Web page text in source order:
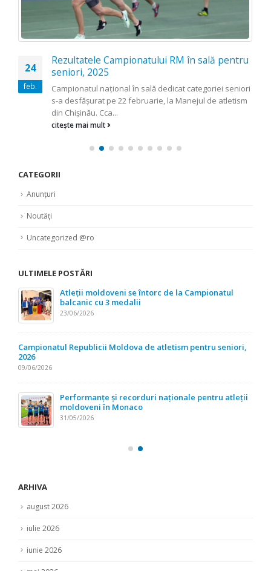
24
feb.
Rezultatele Campionatului RM în sală pentru
seniori, 2025
Campionatul național în sală dedicat categoriei seniori
s-a desfășurat pe 22 februarie, la Manejul de atletism
din Chișinău. Cca...
citește mai mult
CATEGORII
Anunțuri
Noutăți
Uncategorized @ro
ULTIMELE POSTĂRI
Atleții moldoveni se întorc de la Campionatul
balcanic cu 3 medalii
23/06/2026
Campionatul Republicii Moldova de atletism pentru seniori,
2026
09/06/2026
Performanțe și recorduri naționale pentru atleții
moldoveni în Monaco
31/05/2026
ARHIVA
august 2026
iulie 2026
iunie 2026